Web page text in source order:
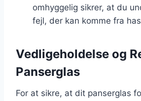
omhyggelig sikrer, at du
fejl, der kan komme fra
Vedligeholdelse og
Panserglas
For at sikre, at dit panserglas